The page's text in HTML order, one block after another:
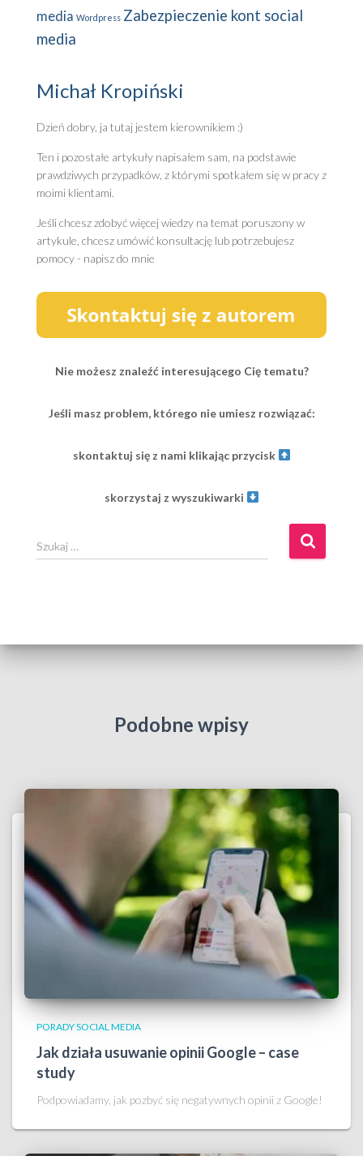
media Wordpress Zabezpieczenie kont social
media
Michał Kropiński
Dzień dobry, ja tutaj jestem kierownikiem :)
Ten i pozostałe artykuły napisałem sam, na podstawie
prawdziwych przypadków, z którymi spotkałem się w pracy z
moimi klientami.
Jeśli chcesz zdobyć więcej wiedzy na temat poruszony w
artykule, chcesz umówić konsultację lub potrzebujesz
pomocy - napisz do mnie
Nie możesz znaleźć interesującego Cię tematu?
Jeśli masz problem, którego nie umiesz rozwiązać:
skontaktuj się z nami klikając przycisk
skorzystaj z wyszukiwarki
z
:
Szukaj …
Podobne wpisy
PORADY SOCIAL MEDIA
Jak działa usuwanie opinii Google – case
study
Podpowiadamy, jak pozbyć się negatywnych opinii z Google!